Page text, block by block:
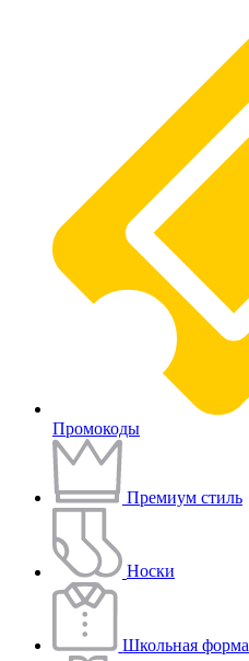
Промокоды
Премиум стиль
Носки
Школьная форма